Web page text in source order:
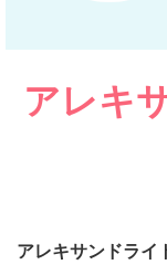
アレキ
アレキサンドライ